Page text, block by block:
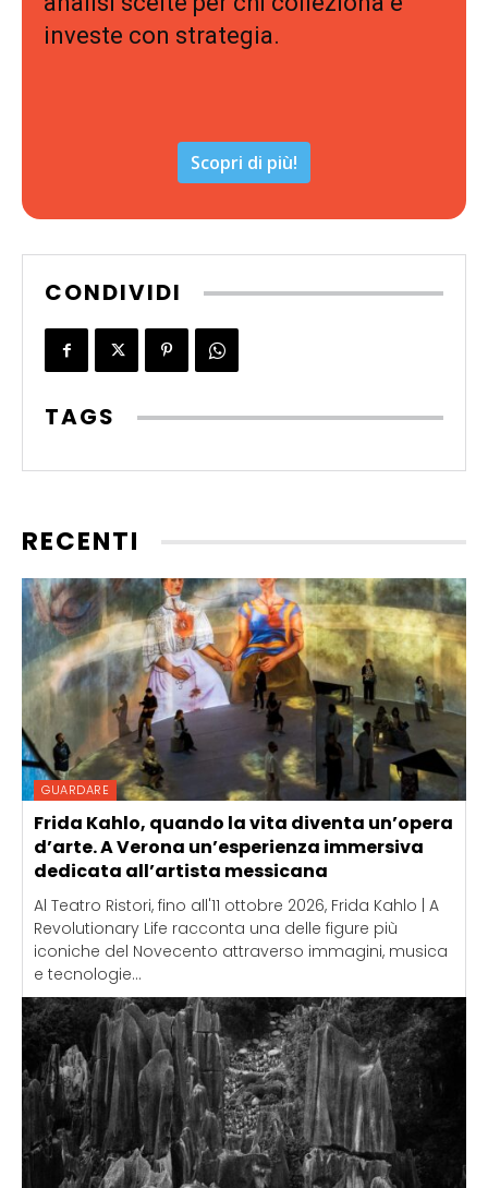
investe con strategia.
Scopri di più!
CONDIVIDI
TAGS
RECENTI
GUARDARE
Frida Kahlo, quando la vita diventa un’opera
d’arte. A Verona un’esperienza immersiva
dedicata all’artista messicana
Al Teatro Ristori, fino all'11 ottobre 2026, Frida Kahlo | A
Revolutionary Life racconta una delle figure più
iconiche del Novecento attraverso immagini, musica
e tecnologie...